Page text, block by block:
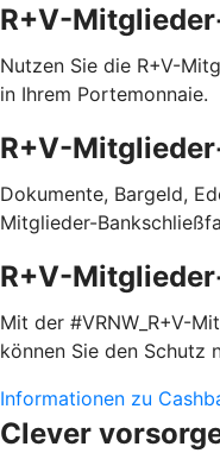
R+V-
Nutzen Sie die R+V-
in Ihrem Portemonnaie.
R+V-
Dokumente, Bargeld,
Mitglieder-
R+V-
Mit der #VRNW_R+V-
können Sie den Schutz
Informationen zu
Clever